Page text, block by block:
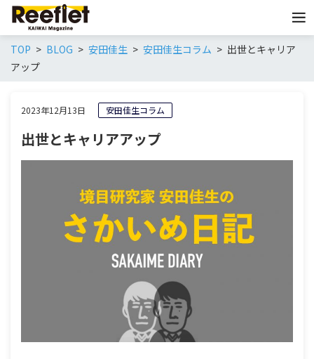
TOP BLOG 安田佳生 安田佳生コラム
出世とキャリア
アップ
2023年12月13日 安田佳生コラム
出世とキャリアアップ